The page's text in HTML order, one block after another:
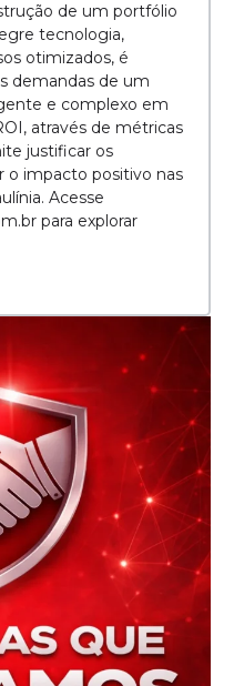
de um portfólio
tecnologia,
otimizados, é
demandas de um
e complexo em
através de métricas
justificar os
o impacto positivo nas
Acesse
para explorar